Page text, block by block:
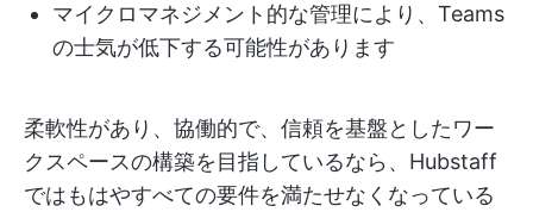
マイクロマネジメント的な管理により、Teams
の士気が低下する可能性があります
柔軟性があり、協働的で、信頼を基盤としたワー
クスペースの構築を目指しているなら、Hubstaff
ではもはやすべての要件を満たせなくなっている